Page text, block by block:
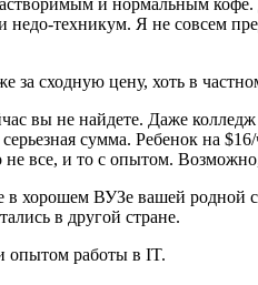
и нормальным
техникум. Я не совсем
за сходную цену, хоть в
вы не найдете. Даже
сумма. Ребенок на
не все, и то с опытом.
в хорошем ВУЗе вашей
в другой стране.
опытом работы в IT.